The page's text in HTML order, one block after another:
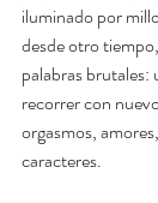
iluminado por
desde otro
palabras
recorrer con
orgasmos,
caracteres.